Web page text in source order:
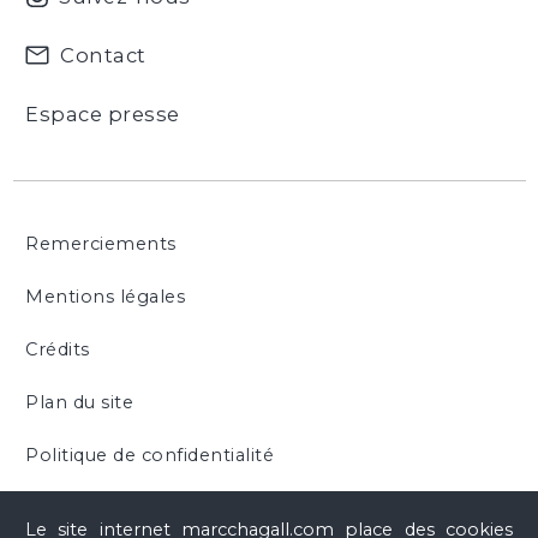
Le site internet marcchagall.com place des cookies
Contact
Espace presse
Remerciements
Mentions légales
Crédits
Plan du site
Politique de confidentialité